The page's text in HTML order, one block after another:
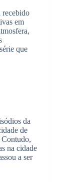
recebido
em
que
da
de
na cidade
a ser